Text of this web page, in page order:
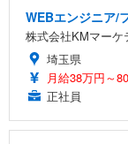
WEBエンジニア/
株式会社KMマーケ
埼玉県
月給38万円～
正社員